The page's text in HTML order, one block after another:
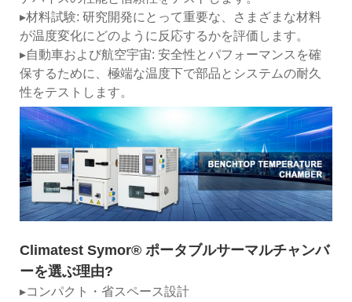
▸材料試験: 研究開発にとって重要な、さまざまな材料
が温度変化にどのように反応するかを評価します。
▸自動車および航空宇宙: 安全性とパフォーマンスを確
保するために、極端な温度下で部品とシステムの耐久
性をテストします。
Climatest Symor® ポータブルサーマルチャンバ
ーを選ぶ理由?
▸コンパクト・省スペース設計